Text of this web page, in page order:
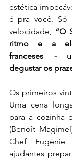
estética
é pra você. Só
velocidade, “O
ritmo e a
franceses -
degustar os
Os primeiros
Uma cena
para a cozinha
(Benoît
Chef
ajudantes